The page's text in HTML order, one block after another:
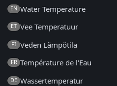
EN Water Temperature
ET Vee Temperatuur
FI Veden Lämpötila
FR Température de l'Eau
DE Wassertemperatur